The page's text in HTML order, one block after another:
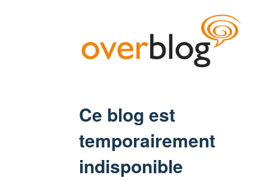
Ce blog est
temporairement
indisponible